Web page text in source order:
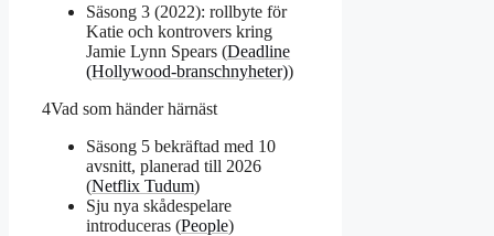
Säsong 3 (2022): rollbyte för
Katie och kontrovers kring
Jamie Lynn Spears (Deadline
(Hollywood-branschnyheter))
4Vad som händer härnäst
Säsong 5 bekräftad med 10
avsnitt, planerad till 2026
(Netflix Tudum)
Sju nya skådespelare
introduceras (People)